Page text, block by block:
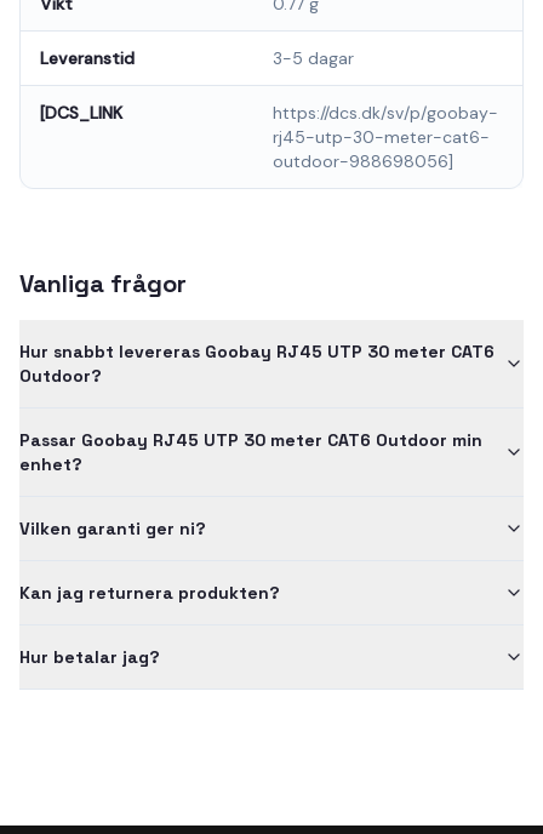
Leveranstid 3-5 dagar
[DCS_LINK
https://dcs.dk/sv/p/goobay-
rj45-utp-30-meter-cat6-
outdoor-988698056]
Vanliga frågor
Hur snabbt levereras Goobay RJ45 UTP 30 meter CAT6
Outdoor?
Passar Goobay RJ45 UTP 30 meter CAT6 Outdoor min
enhet?
Vilken garanti ger ni?
Kan jag returnera produkten?
Hur betalar jag?